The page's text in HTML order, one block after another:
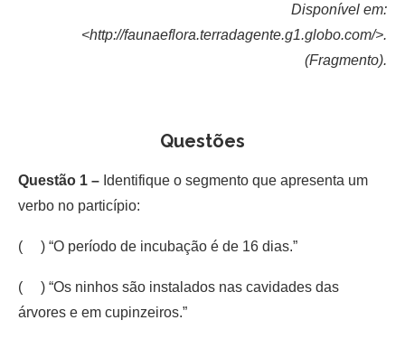
Disponível em:
<http://faunaeflora.terradagente.g1.globo.com/>.
(Fragmento).
Questões
Questão 1 – Identifique o segmento que apresenta um
verbo no particípio:
( ) “O período de incubação é de 16 dias.”
( ) “Os ninhos são instalados nas cavidades das
árvores e em cupinzeiros.”